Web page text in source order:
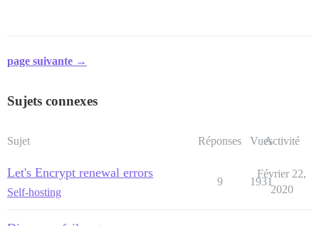
page suivante →
Sujets connexes
Sujet Réponses VuesActivité
Let's Encrypt renewal errors
Self-hosting
9 1931
Février 22,
2020